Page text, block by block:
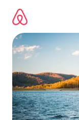
kwenda
kwenye
maudhui